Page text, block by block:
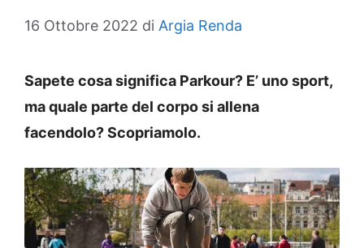
16 Ottobre 2022 di Argia Renda
Sapete cosa significa Parkour? E’ uno sport,
ma quale parte del corpo si allena
facendolo? Scopriamolo.